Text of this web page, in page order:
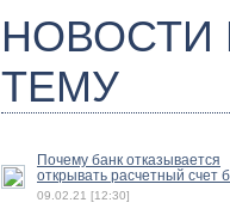
ТЕМУ
Почему банк отказывается
открывать расчетный счет
09.02.21 [12:30]